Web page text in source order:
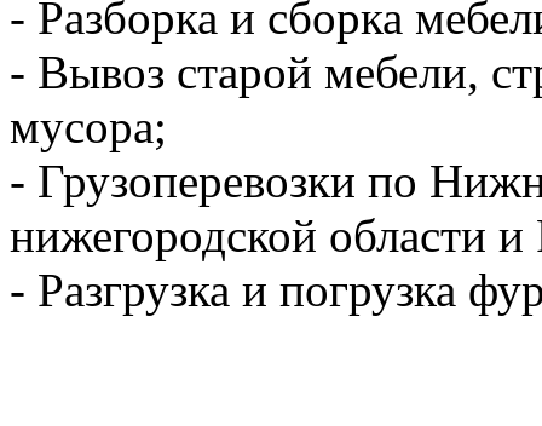
- Разборка и сборка
- Вывоз старой мебели,
мусора;
- Грузоперевозки по
нижегородской области и
- Разгрузка и погрузка